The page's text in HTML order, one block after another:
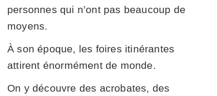
personnes qui n’ont pas beaucoup de
moyens.
À son époque, les foires itinérantes
attirent énormément de monde.
On y découvre des acrobates, des